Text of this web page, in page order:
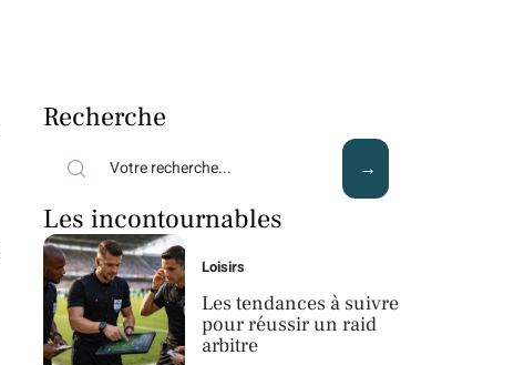
Recherche
Les incontournables
Loisirs
Les tendances à suivre
pour réussir un raid
arbitre